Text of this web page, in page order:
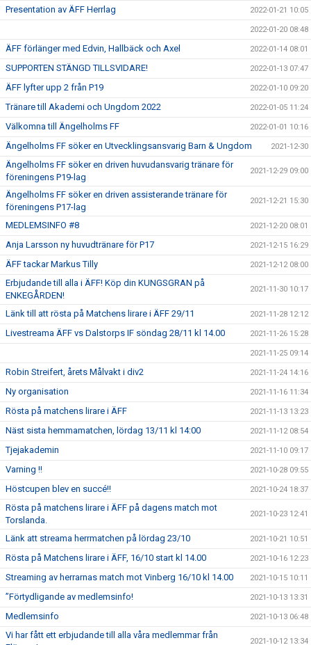
Presentation av ÄFF Herrlag 2022-01-21 10:05
2022-01-20 08:48
ÄFF förlänger med Edvin, Hallbäck och Axel 2022-01-14 08:01
SUPPORTEN STÄNGD TILLSVIDARE! 2022-01-13 07:47
ÄFF lyfter upp 2 från P19 2022-01-10 09:20
Tränare till Akademi och Ungdom 2022 2022-01-05 11:24
Välkomna till Ängelholms FF 2022-01-01 10:16
Ängelholms FF söker en Utvecklingsansvarig Barn & Ungdom 2021-12-30
Ängelholms FF söker en driven huvudansvarig tränare för
föreningens P19-lag
2021-12-29 09:00
Ängelholms FF söker en driven assisterande tränare för
föreningens P17-lag
2021-12-21 15:30
MEDLEMSINFO #8 2021-12-20 08:01
Anja Larsson ny huvudtränare för P17 2021-12-15 16:29
ÄFF tackar Markus Tilly 2021-12-12 08:00
Erbjudande till alla i ÄFF! Köp din KUNGSGRAN på
ENKEGÅRDEN!
2021-11-30 10:17
Länk till att rösta på Matchens lirare i ÄFF 29/11 2021-11-28 12:12
Livestreama ÄFF vs Dalstorps IF söndag 28/11 kl 14.00 2021-11-26 15:28
2021-11-25 09:14
Robin Streifert, årets Målvakt i div2 2021-11-24 14:16
Ny organisation 2021-11-16 11:34
Rösta på matchens lirare i ÄFF 2021-11-13 13:23
Näst sista hemmamatchen, lördag 13/11 kl 14:00 2021-11-12 08:54
Tjejakademin 2021-11-10 09:17
Varning !! 2021-10-28 09:55
Höstcupen blev en succé!! 2021-10-24 18:37
Rösta på matchens lirare i ÄFF på dagens match mot
Torslanda.
2021-10-23 12:41
Länk att streama herrmatchen på lördag 23/10 2021-10-21 10:51
Rösta på Matchens lirare i ÄFF, 16/10 start kl 14.00 2021-10-16 12:23
Streaming av herrarnas match mot Vinberg 16/10 kl 14.00 2021-10-15 10:11
”Förtydligande av medlemsinfo! 2021-10-13 13:31
Medlemsinfo 2021-10-13 06:48
Vi har fått ett erbjudande till alla våra medlemmar från
2021-10-12 13:34